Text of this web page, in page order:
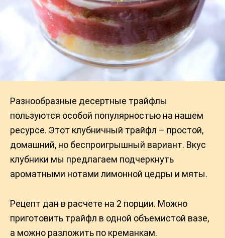
Разнообразные десертные трайфлы
пользуются особой популярностью на нашем
ресурсе. Этот клубничный трайфл – простой,
домашний, но беспроигрышный вариант. Вкус
клубники мы предлагаем подчеркнуть
ароматными нотами лимонной цедры и мяты.
Рецепт дан в расчете на 2 порции. Можно
приготовить трайфл в одной объемистой вазе,
а можно разложить по креманкам.